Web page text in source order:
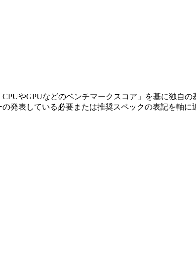
やGPUなどのベンチマークスコア」を基に独自の
発表している必要または推奨スペックの表記を軸に